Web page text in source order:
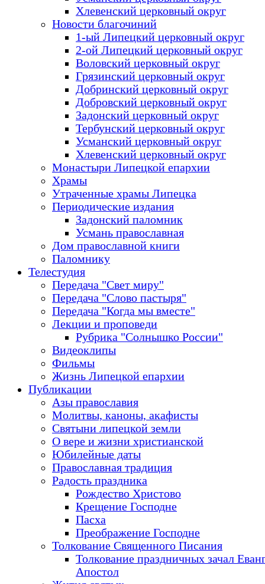
Хлевенский церковный округ
Новости благочиний
1-ый Липецкий церковный округ
2-ой Липецкий церковный округ
Воловский церковный округ
Грязинский церковный округ
Добринский церковный округ
Добровский церковный округ
Задонский церковный округ
Тербунский церковный округ
Усманский церковный округ
Хлевенский церковный округ
Монастыри Липецкой епархии
Храмы
Утраченные храмы Липецка
Периодические издания
Задонский паломник
Усмань православная
Дом православной книги
Паломнику
Телестудия
Передача "Свет миру"
Передача "Слово пастыря"
Передача "Когда мы вместе"
Лекции и проповеди
Рубрика "Солнышко России"
Видеоклипы
Фильмы
Жизнь Липецкой епархии
Публикации
Азы православия
Молитвы, каноны, акафисты
Святыни липецкой земли
О вере и жизни христианской
Юбилейные даты
Православная традиция
Радость праздника
Рождество Христово
Крещение Господне
Пасха
Преображение Господне
Толкование Священного Писания
Толкование праздничных зачал
Апостол